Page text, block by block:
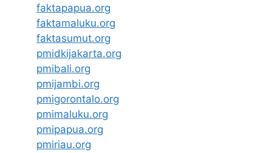
faktapapua.org
faktamaluku.org
faktasumut.org
pmidkijakarta.org
pmibali.org
pmijambi.org
pmigorontalo.org
pmimaluku.org
pmipapua.org
pmiriau.org